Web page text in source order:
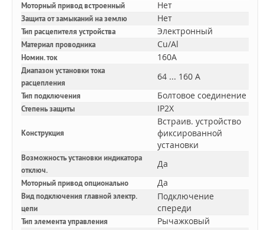
Моторный привод встроенный Нет
Защита от замыканий на землю Нет
Тип расцепителя устройства Электронный
Материал проводника Cu/Al
Номин. ток 160A
Диапазон установки тока
расцепления
64 ... 160 А
Тип подключения Болтовое соединение
Степень защиты IP2X
Конструкция
Встраив. устройство
фиксированной
установки
Возможность установки индикатора
отключ.
Да
Моторный привод опционально Да
Вид подключения главной электр.
цепи
Подключение
спереди
Тип элемента управления Рычажковый